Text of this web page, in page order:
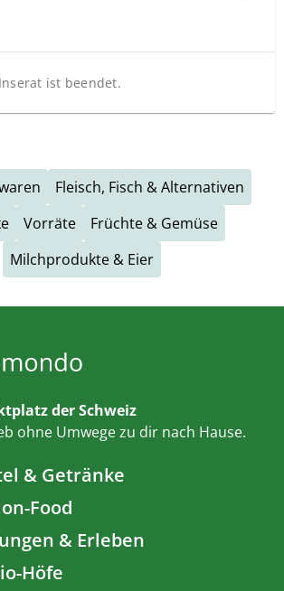
ist beendet.
Fleisch, Fisch & Alternativen
Vorräte
Früchte & Gemüse
Milchprodukte & Eier
der Schweiz
ohne Umwege zu dir nach Hause.
& Getränke
Food
& Erleben
Höfe